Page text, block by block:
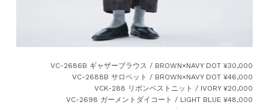
VC-2686B ギャザーブラウス / BROWN×NAVY DOT ¥30,000
VC-2688B サロペット / BROWN×NAVY DOT ¥46,000
VCK-288 リボンベストニット / IVORY ¥20,000
VC-2698 ガーメントダイコート / LIGHT BLUE ¥48,000